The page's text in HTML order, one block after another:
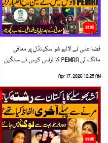
01:35
فضا علی نے لائیو شو اسکینڈل پر معافی
مانگ لی PEMRA کا نوٹس کیس نے سنگین
Apr 17, 2026 12:25 AM
01:35